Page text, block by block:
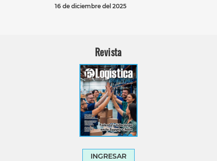
16 de diciembre del 2025
Revista
INGRESAR